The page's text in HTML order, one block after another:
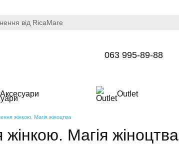
від RicaMare
063 995-89-88
Аксесуари Outlet
жінкою. Магія жіноцтва
Магія жіноцтва